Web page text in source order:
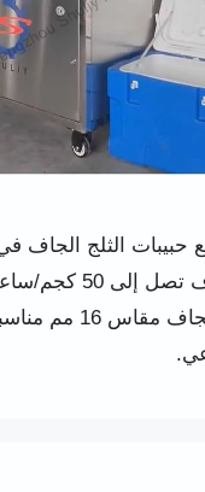
حبيبات الثلج الجاف في
حبيبات ثلج جاف تصل
حبيبات الثلج الجاف